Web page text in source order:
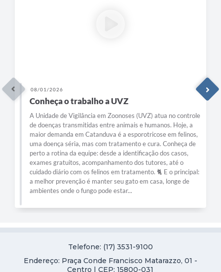
08/01/2026
Conheça o trabalho a UVZ
A Unidade de Vigilância em Zoonoses (UVZ) atua no controle
de doenças transmitidas entre animais e humanos. Hoje, a
maior demanda em Catanduva é a esporotricose em felinos,
uma doença séria, mas com tratamento e cura. Conheça de
perto a rotina da equipe: desde a identificação dos casos,
exames gratuitos, acompanhamento dos tutores, até o
cuidado diário com os felinos em tratamento. 🐈 E o principal:
a melhor prevenção é manter seu gato em casa, longe de
ambientes onde o fungo pode estar...
Telefone: (17) 3531-9100
Endereço: Praça Conde Francisco Matarazzo, 01 -
Centro | CEP: 15800-031